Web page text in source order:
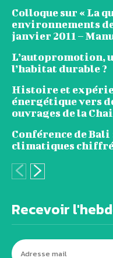
Colloque sur « La
environnements
janvier 2011 –
L’autopromotion,
l’habitat durable ?
Histoire et
énergétique vers
ouvrages de la
Conférence de
climatiques
Recevoir